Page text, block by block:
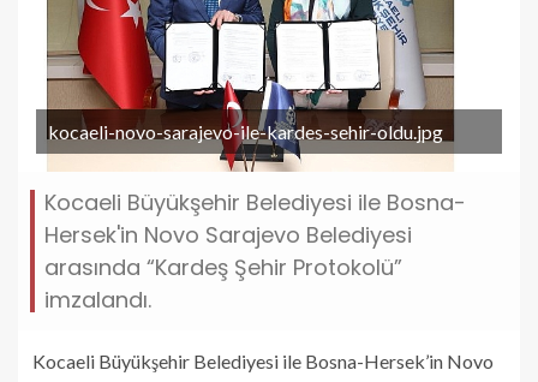
kocaeli-novo-sarajevo-ile-kardes-sehir-oldu.jpg
Kocaeli Büyükşehir Belediyesi ile Bosna-
Hersek'in Novo Sarajevo Belediyesi
arasında “Kardeş Şehir Protokolü”
imzalandı.
Kocaeli Büyükşehir Belediyesi ile Bosna-Hersek’in Novo